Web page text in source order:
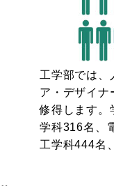
工学部では、
ア・デザイナ
修得します。
学科316名、
工学科444名